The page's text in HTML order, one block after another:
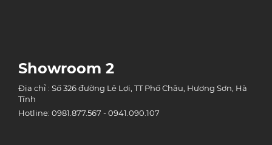
Showroom 2
Địa chỉ : Số 326 đường Lê Lợi, TT Phố Châu, Hương Sơn, Hà
Tĩnh
Hotline: 0981.877.567 - 0941.090.107